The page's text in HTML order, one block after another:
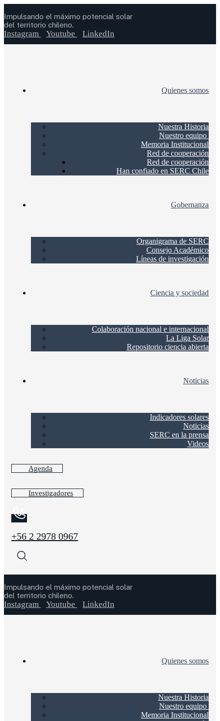
Impulsando el máximo potencial solar
del territorio chileno.
Instagram Youtube LinkedIn
Quienes somos
Nuestra Historia
Nuestro equipo
Memoria Institucional
Red de cooperación
Red de cooperación
Han confiado en SERC Chile
Gobernanza
Organigrama de SERC
Consejo Académico
Líneas de investigación
Ciencia y sociedad
Colaboración nacional e internacional
La Liga Solar
Repositorio ciencia abierta
Noticias
Indicadores solares
Noticias
SERC en la prensa
Videos
Agenda
Investigadores
+56 2 2978 0967
Impulsando el máximo potencial solar
del territorio chileno.
Instagram Youtube LinkedIn
Quienes somos
Nuestra Historia
Nuestro equipo
Memoria Institucional